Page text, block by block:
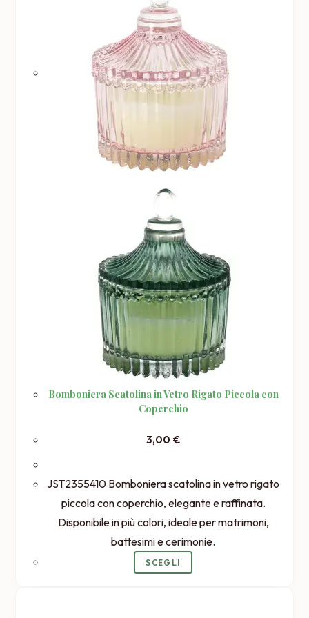
Bomboniera Scatolina in Vetro Rigato Piccola con
Coperchio
3,00 €
JST2355410 Bomboniera scatolina in vetro rigato
piccola con coperchio, elegante e raffinata.
Disponibile in più colori, ideale per matrimoni,
battesimi e cerimonie.
SCEGLI
prodotto